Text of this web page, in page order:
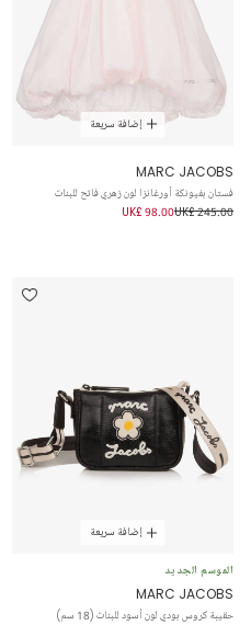
إضافة سريعة
MARC JACOBS
فستان بفيونكة أورغانزا لون زهري فاتح للبنات
UK£ 245.00
UK£ 98.00
إضافة سريعة
الموسم الجديد
MARC JACOBS
حقيبة كروس بودي لون أسود للبنات (18 سم)